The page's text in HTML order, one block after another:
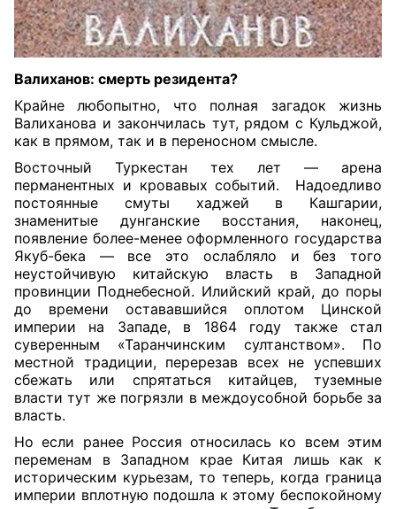
Валиханов: смерть резидента?
Крайне любопытно, что полная загадок жизнь
Валиханова и закончилась тут, рядом с Кульджой,
как в прямом, так и в переносном смысле.
Восточный Туркестан тех лет — арена
перманентных и кровавых событий.
Надоедливо
постоянные смуты хаджей в Кашгарии,
знаменитые дунганские восстания, наконец,
появление более-менее оформленного государства
Якуб-бека — все это ослабляло и без того
неустойчивую китайскую власть в Западной
провинции Поднебесной. Илийский край, до поры
до времени остававшийся оплотом Цинской
империи на Западе, в 1864 году также стал
суверенным «Таранчинским султанством». По
местной традиции, перерезав всех не успевших
сбежать или спрятаться китайцев, туземные
власти тут же погрязли в междоусобной борьбе за
власть.
Но если ранее Россия относилась ко всем этим
переменам в Западном крае Китая лишь как к
историческим курьезам, то теперь, когда граница
империи вплотную подошла к этому беспокойному